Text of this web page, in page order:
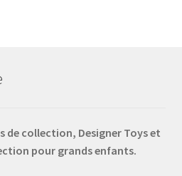
de collection, Designer Toys et
pour grands enfants.